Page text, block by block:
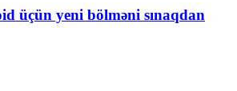
üçün yeni bölməni sınaqdan